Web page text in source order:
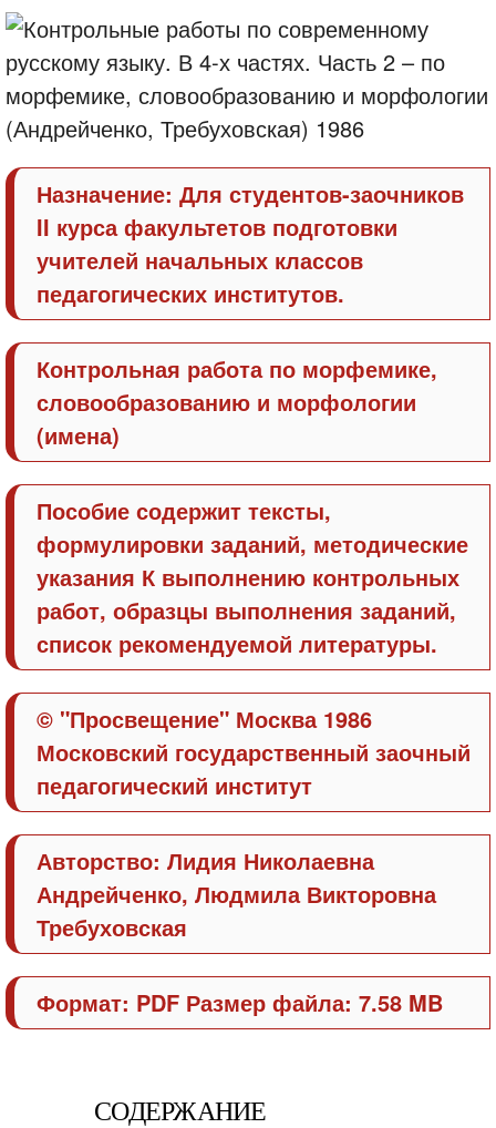
Назначение: Для студентов-заочников
II курса факультетов подготовки
учителей начальных классов
педагогических институтов.
Контрольная работа по морфемике,
словообразованию и морфологии
(имена)
Пособие содержит тексты,
формулировки заданий, методические
указания К выполнению контрольных
работ, образцы выполнения заданий,
список рекомендуемой литературы.
© "Просвещение" Москва 1986
Московский государственный заочный
педагогический институт
Авторство: Лидия Николаевна
Андрейченко, Людмила Викторовна
Требуховская
Формат: PDF Размер файла: 7.58 MB
СОДЕРЖАНИЕ